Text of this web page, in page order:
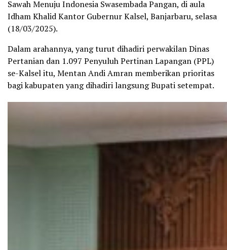
Sawah Menuju Indonesia Swasembada Pangan, di aula
Idham Khalid Kantor Gubernur Kalsel, Banjarbaru, selasa
(18/03/2025).
Dalam arahannya, yang turut dihadiri perwakilan Dinas
Pertanian dan 1.097 Penyuluh Pertinan Lapangan (PPL)
se-Kalsel itu, Mentan Andi Amran memberikan prioritas
bagi kabupaten yang dihadiri langsung Bupati setempat.